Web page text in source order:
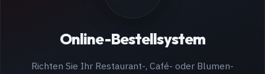
Online-Bestellsystem
Richten Sie Ihr Restaurant-, Café- oder Blumen-